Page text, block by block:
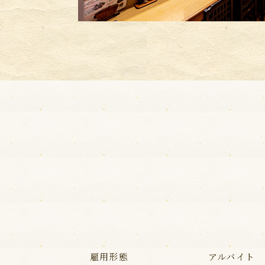
雇用形態 アルバイト